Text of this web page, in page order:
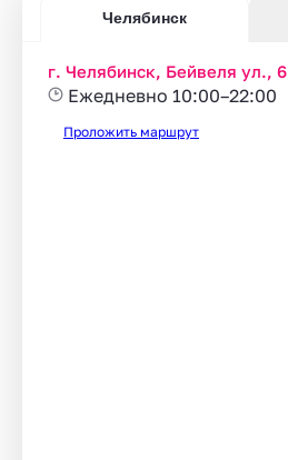
Челябинск
г. Челябинск, Бейвеля ул., 6
Ежедневно 10:00–22:00
Проложить маршрут